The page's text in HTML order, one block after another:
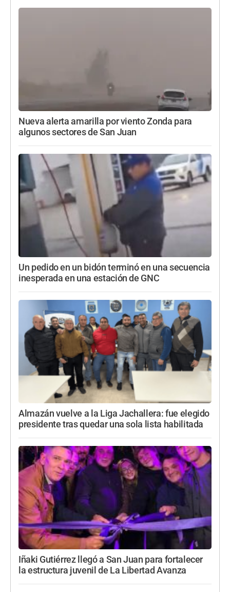
Nueva alerta amarilla por viento Zonda para
algunos sectores de San Juan
Un pedido en un bidón terminó en una secuencia
inesperada en una estación de GNC
Almazán vuelve a la Liga Jachallera: fue elegido
presidente tras quedar una sola lista habilitada
Iñaki Gutiérrez llegó a San Juan para fortalecer
la estructura juvenil de La Libertad Avanza